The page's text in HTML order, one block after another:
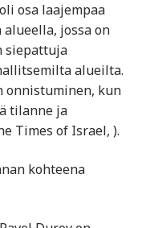
osa laajempaa
jossa on
siepattuja
alueilta.
onnistuminen, kun
tilanne ja
Times of Israel, ).
kohteena